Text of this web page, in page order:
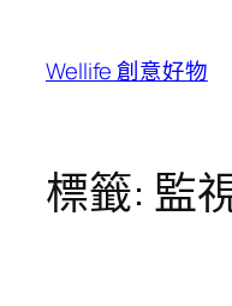
Wellife 創意好物
標籤: 監